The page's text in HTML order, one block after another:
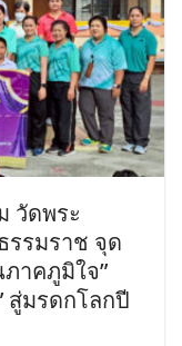
วัดพระ
รรมราช จุด
าคภูมิใจ”
สู่มรดกโลกปี